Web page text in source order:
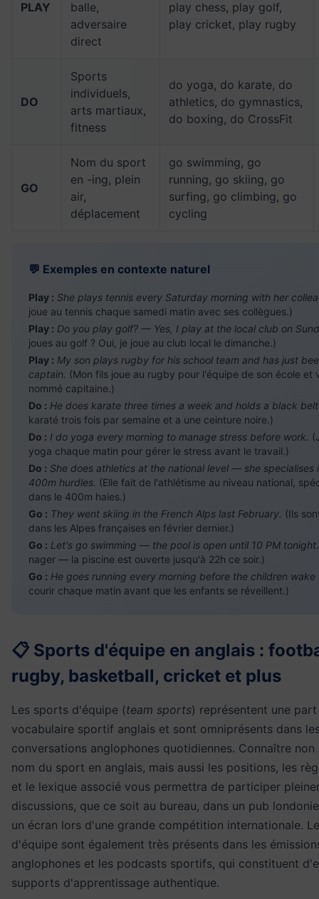
PLAY
balle,
adversaire
direct
play chess, play golf,
play cricket, play rugby
DO
Sports
individuels,
arts martiaux,
fitness
do yoga, do karate, do
athletics, do gymnastics,
do boxing, do CrossFit
GO
Nom du sport
en -ing, plein
air,
déplacement
go swimming, go
running, go skiing, go
surfing, go climbing, go
cycling
💬 Exemples en contexte naturel
Play : She plays tennis every Saturday morning with her
joue au tennis chaque samedi matin avec ses collègues.)
Play : Do you play golf? — Yes, I play at the local club on
joues au golf ? Oui, je joue au club local le dimanche.)
Play : My son plays rugby for his school team and has just
captain. (Mon fils joue au rugby pour l'équipe de son école et
nommé capitaine.)
Do : He does karate three times a week and holds a black
karaté trois fois par semaine et a une ceinture noire.)
Do : I do yoga every morning to manage stress before work.
yoga chaque matin pour gérer le stress avant le travail.)
Do : She does athletics at the national level — she specialises
400m hurdles. (Elle fait de l'athlétisme au niveau national,
dans le 400m haies.)
Go : They went skiing in the French Alps last February. (Ils
dans les Alpes françaises en février dernier.)
Go : Let's go swimming — the pool is open until 10 PM tonight.
nager — la piscine est ouverte jusqu'à 22h ce soir.)
Go : He goes running every morning before the children wake
courir chaque matin avant que les enfants se réveillent.)
📋 Sports d'équipe en anglais :
rugby, basketball, cricket et plus
Les sports d'équipe (team sports) représentent une
vocabulaire sportif anglais et sont omniprésents dans
conversations anglophones quotidiennes. Connaître non
nom du sport en anglais, mais aussi les positions, les
et le lexique associé vous permettra de participer
discussions, que ce soit au bureau, dans un pub
un écran lors d'une grande compétition internationale.
d'équipe sont également très présents dans les
anglophones et les podcasts sportifs, qui constituent
supports d'apprentissage authentique.